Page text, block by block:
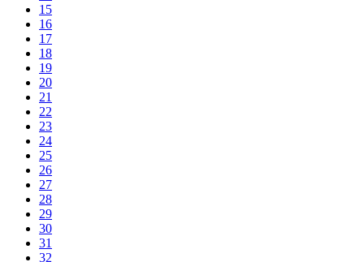
15
16
17
18
19
20
21
22
23
24
25
26
27
28
29
30
31
32